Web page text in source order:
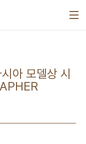
아 모델상 시